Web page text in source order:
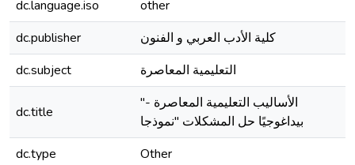
dc.language.iso
other
dc.publisher
كلية الأدب العربي و الفنون
dc.subject
التعلیمیة المعاصرة
dc.title
"الأسالیب التعلیمیة المعاصرة -
بیداغوجیًا حل المشكلات "نموذجا
dc.type Other